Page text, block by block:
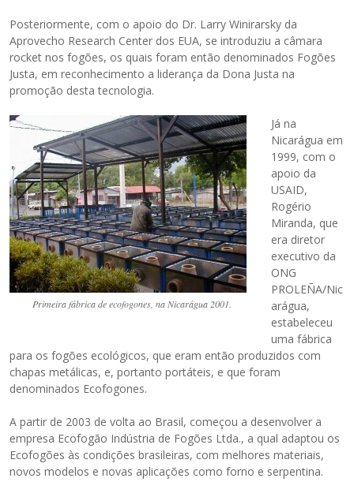
Posteriormente, com o apoio do Dr. Larry Winirarsky da
Aprovecho Research Center dos EUA, se introduziu a câmara
rocket nos fogões, os quais foram então denominados Fogões
Justa, em reconhecimento a liderança da Dona Justa na
promoção desta tecnologia.
Primeira fábrica de ecofogones, na Nicarágua 2001.
Já na
Nicarágua em
1999, com o
apoio da
USAID,
Rogério
Miranda, que
era diretor
executivo da
ONG
PROLEÑA/Nic
arágua,
estabeleceu
uma fábrica
para os fogões ecológicos, que eram então produzidos com
chapas metálicas, e, portanto portáteis, e que foram
denominados Ecofogones.
A partir de 2003 de volta ao Brasil, começou a desenvolver a
empresa Ecofogão Indústria de Fogões Ltda., a qual adaptou os
Ecofogões às condições brasileiras, com melhores materiais,
novos modelos e novas aplicações como forno e serpentina.